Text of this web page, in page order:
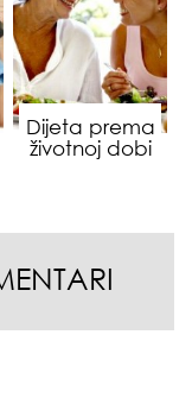
Dijeta prema
životnoj dobi